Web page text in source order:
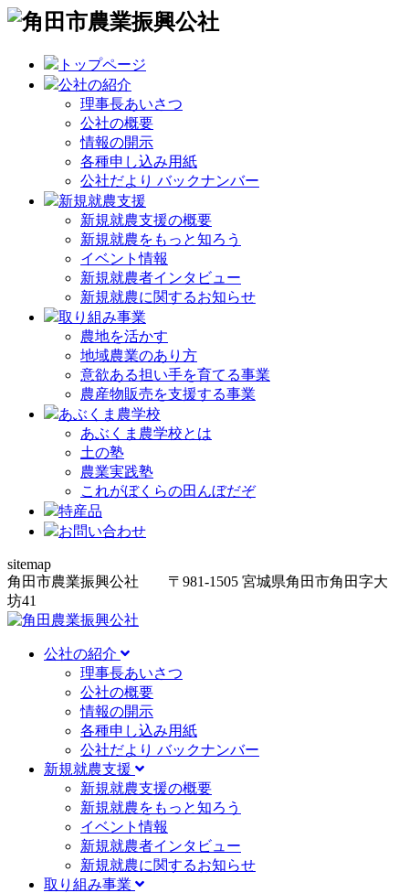
トップページ
公社の紹介
理事長あいさつ
公社の概要
情報の開示
各種申し込み用紙
公社だより バックナンバー
新規就農支援
新規就農支援の概要
新規就農をもっと知ろう
イベント情報
新規就農者インタビュー
新規就農に関するお知らせ
取り組み事業
農地を活かす
地域農業のあり方
意欲ある担い手を育てる事業
農産物販売を支援する事業
あぶくま農学校
あぶくま農学校とは
土の塾
農業実践塾
これがぼくらの田んぼだぞ
特産品
お問い合わせ
sitemap
角田市農業振興公社 〒981-1505 宮城県角田市角田字大
坊41
公社の紹介
理事長あいさつ
公社の概要
情報の開示
各種申し込み用紙
公社だより バックナンバー
新規就農支援
新規就農支援の概要
新規就農をもっと知ろう
イベント情報
新規就農者インタビュー
新規就農に関するお知らせ
取り組み事業